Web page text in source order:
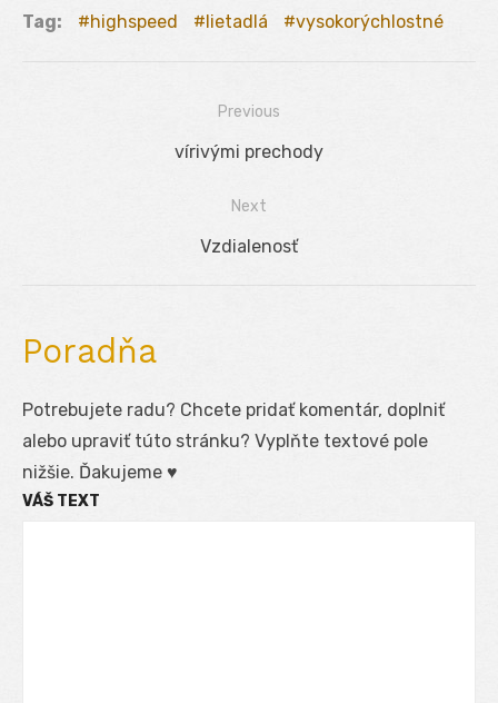
Tag: highspeed lietadlá vysokorýchlostné
Previous
Previous
vírivými prechody
Next
Next
Vzdialenosť
Poradňa
Potrebujete radu? Chcete pridať komentár, doplniť
alebo upraviť túto stránku? Vyplňte textové pole
nižšie. Ďakujeme ♥
VÁŠ TEXT